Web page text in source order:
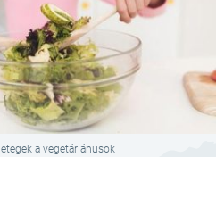
a vegetáriánusok